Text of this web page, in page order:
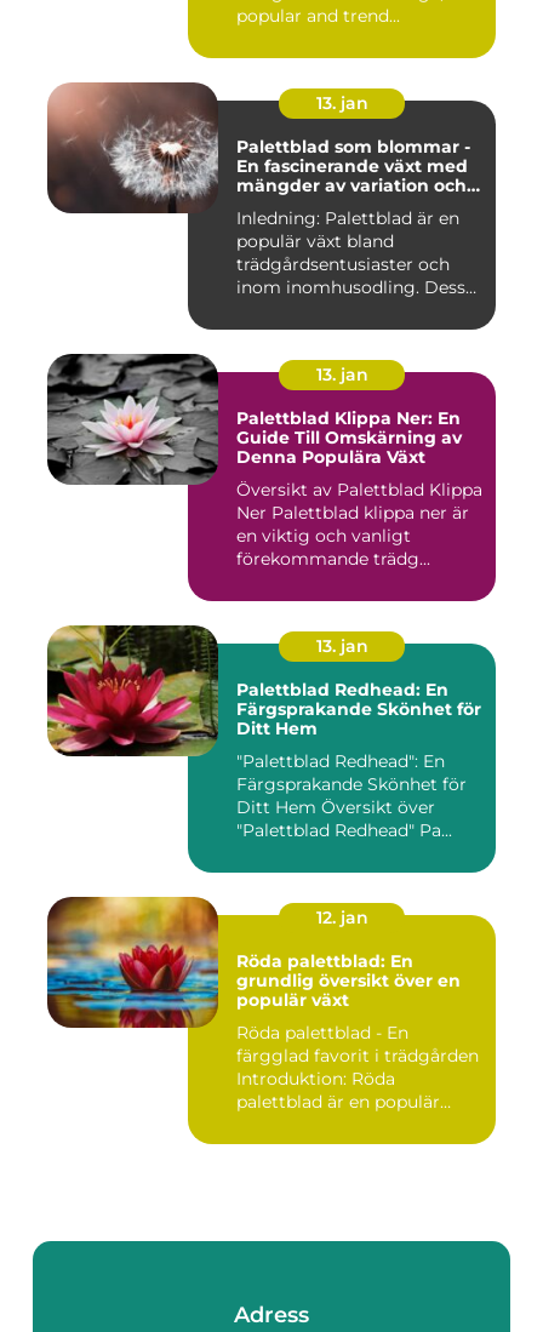
popular and trend...
13. jan
Palettblad som blommar -
En fascinerande växt med
mängder av variation och
Inledning: Palettblad är en
populär växt bland
trädgårdsentusiaster och
inom inomhusodling. Dess
13. jan
Palettblad Klippa Ner: En
Guide Till Omskärning av
Denna Populära Växt
Översikt av Palettblad Klippa
Ner Palettblad klippa ner är
en viktig och vanligt
förekommande trädg...
13. jan
Palettblad Redhead: En
Färgsprakande Skönhet för
Ditt Hem
"Palettblad Redhead": En
Färgsprakande Skönhet för
Ditt Hem Översikt över
"Palettblad Redhead" Pa...
12. jan
Röda palettblad: En
grundlig översikt över en
populär växt
Röda palettblad - En
färgglad favorit i trädgården
Introduktion: Röda
palettblad är en populär
Adress